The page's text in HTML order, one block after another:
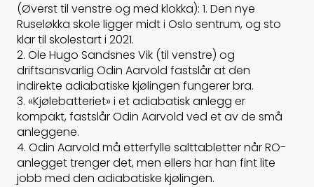
(Øverst til venstre og med klokka): 1. Den nye
Ruseløkka skole ligger midt i Oslo sentrum, og sto
klar til skolestart i 2021.
2. Ole Hugo Sandsnes Vik (til venstre) og
driftsansvarlig Odin Aarvold fastslår at den
indirekte adiabatiske kjølingen fungerer bra.
3. «Kjølebatteriet» i et adiabatisk anlegg er
kompakt, fastslår Odin Aarvold ved et av de små
anleggene.
4. Odin Aarvold må etterfylle salttabletter når RO-
anlegget trenger det, men ellers har han fint lite
jobb med den adiabatiske kjølingen.